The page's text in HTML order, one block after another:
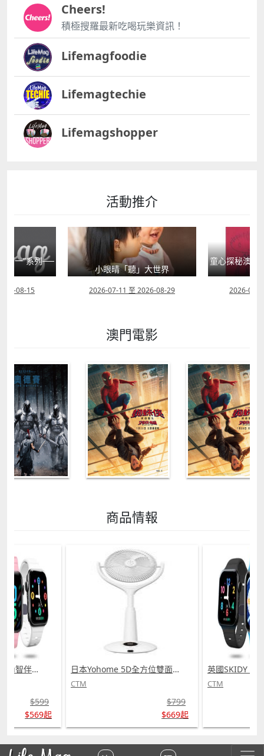
Cheers!
積極搜羅最新吃喝玩樂資訊！
Lifemagfoodie
Lifemagtechie
Lifemagshopper
活動推介
第一”系列──
08-15
小眼晴「聽」大世界
2026-07-11 至 2026-08-29
童心探秘澳門
2026-07-
澳門電影
商品情報
英國SKIDY SmartEdu智伴高清流暢五重定位遠控180°旋攝雙向視頻海外適配兒童智能手錶PRO (需訂貨)
$599
$569起
日本Yohome 5D全方位雙面雙葉對流淨化智能語音伸縮循環扇 PRO (需訂貨)
CTM
$799
$669起
CTM